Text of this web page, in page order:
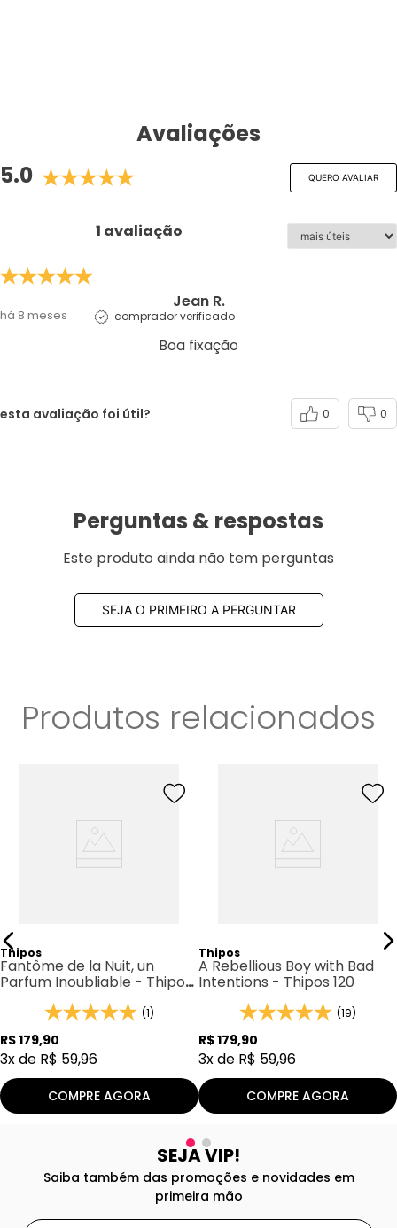
Avaliações
5.0
QUERO AVALIAR
1 avaliação
Jean R.
há 8 meses comprador verificado
Boa fixação
esta avaliação foi útil? 0 0
Perguntas & respostas
Este produto ainda não tem perguntas
SEJA O PRIMEIRO A PERGUNTAR
Produtos relacionados
Thipos
Fantôme de la Nuit, un
Parfum Inoubliable - Thipos
(1)
R$179,90
3x de R$ 59,96
COMPRE AGORA
Thipos
A Rebellious Boy with Bad
Intentions - Thipos 120
(19)
R$179,90
3x de R$ 59,96
COMPRE AGORA
SEJA VIP!
Saiba também das promoções e novidades em
primeira mão